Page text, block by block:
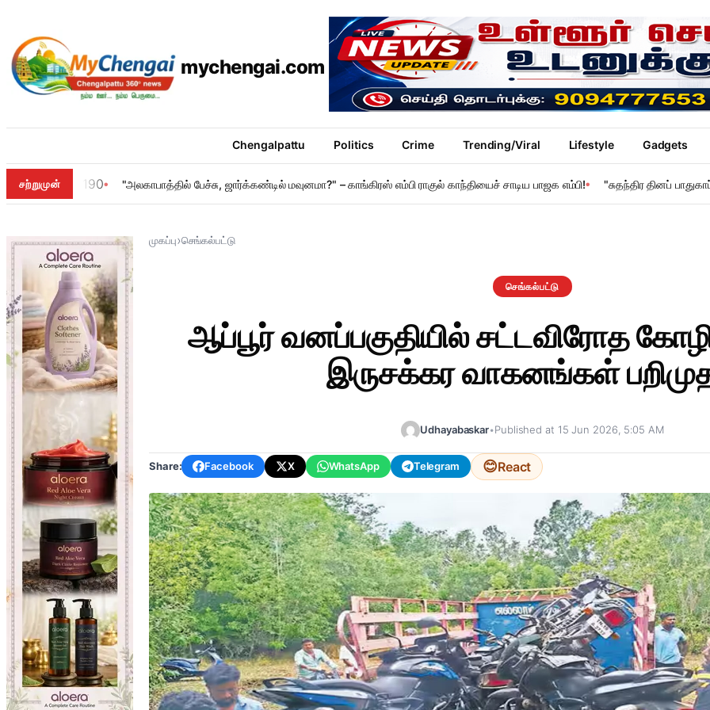
mychengai.com
Chengalpattu Politics Crime Trending/Viral Lifestyle Gadgets
சற்றுமுன் 190 "அலகாபாத்தில் பேச்சு, ஜார்க்கண்டில் மவுனமா?" – காங்கிரஸ் எம்பி ராகுல் காந்தியைச் சாடிய பாஜக எம்பி! "சுதந்திர தினப்
முகப்பு›செங்கல்பட்டு
செங்கல்பட்டு
ஆப்பூர் வனப்பகுதியில் சட்டவிரோத
இருசக்கர வாகனங்கள்
Udhayabaskar•Published at 15 Jun 2026, 5:05 AM
Share: Facebook X WhatsApp Telegram 😊React